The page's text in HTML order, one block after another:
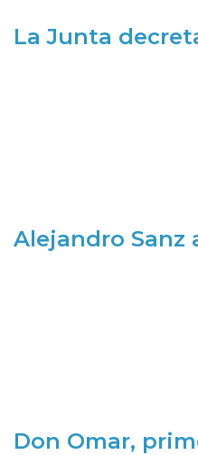
La Junta
Alejandro
Don Omar,